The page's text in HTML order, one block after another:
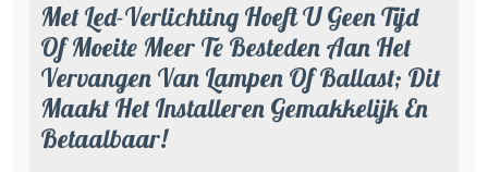
Met Led-Verlichting Hoeft U Geen Tijd
Of Moeite Meer Te Besteden Aan Het
Vervangen Van Lampen Of Ballast; Dit
Maakt Het Installeren Gemakkelijk En
Betaalbaar!